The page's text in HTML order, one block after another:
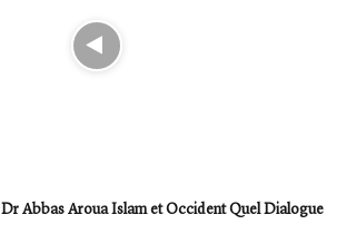
Dr Abbas Aroua Islam et Occident Quel Dialogue